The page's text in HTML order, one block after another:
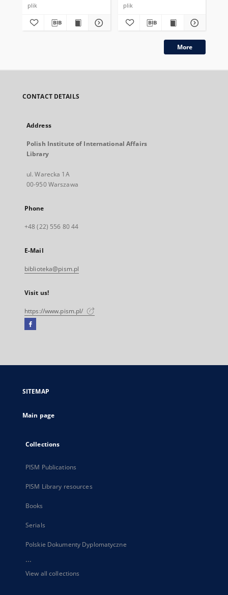
plik plik
More
CONTACT DETAILS
Address
Polish Institute of International Affairs
Library
ul. Warecka 1A
00-950 Warszawa
Phone
+48 (22) 556 80 44
E-Mail
biblioteka@pism.pl
Visit us!
https://www.pism.pl/
Facebook
open
new
SITEMAP
Main page
Collections
PISM Publications
PISM Library resources
Books
Serials
Polskie Dokumenty Dyplomatyczne
...
View all collections